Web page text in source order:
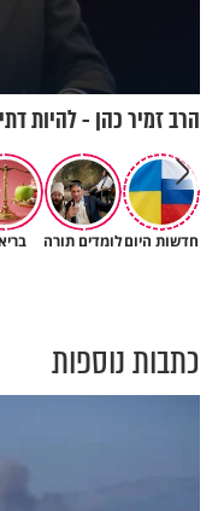
הרב זמיר כהן - להיות
חדשות היוםלומדים תורה
תעצרו לפני שאתם
כתבות נוספות